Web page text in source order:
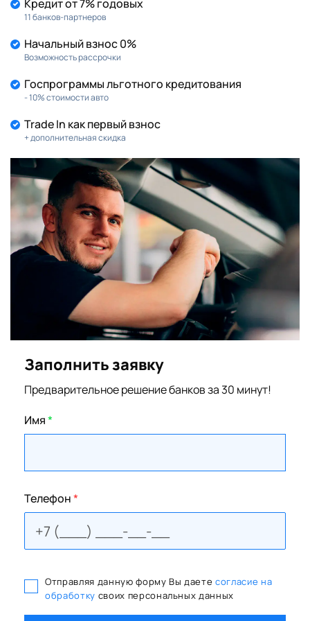
Кредит от 7% годовых
11 банков-партнеров
Начальный взнос 0%
Возможность рассрочки
Госпрограммы льготного кредитования
- 10% стоимости авто
Trade In как первый взнос
+ дополнительная скидка
Заполнить заявку
Предварительное решение банков за 30 минут!
Имя*
Телефон*
Отправляя данную форму Вы даете согласие на
обработку своих персональных данных